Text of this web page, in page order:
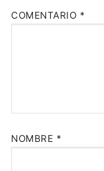
COMENTARIO *
NOMBRE *